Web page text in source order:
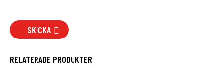
SKICKA
RELATERADE PRODUKTER